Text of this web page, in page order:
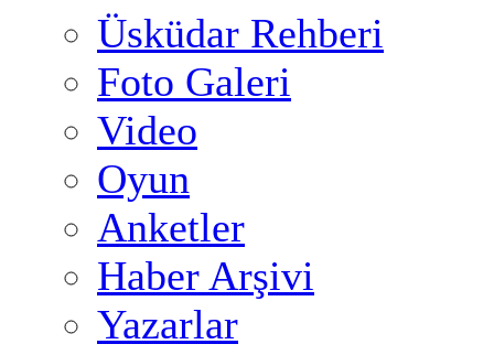
Üsküdar Rehberi
Foto Galeri
Video
Oyun
Anketler
Haber Arşivi
Yazarlar